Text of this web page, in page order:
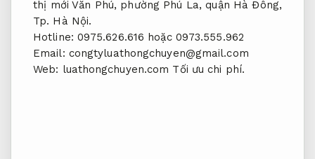
thị mới Văn Phú, phường Phú La, quận Hà Đông,
Tp. Hà Nội.
Hotline: 0975.626.616 hoặc 0973.555.962
Email: congtyluathongchuyen@gmail.com
Web: luathongchuyen.com Tối ưu chi phí.